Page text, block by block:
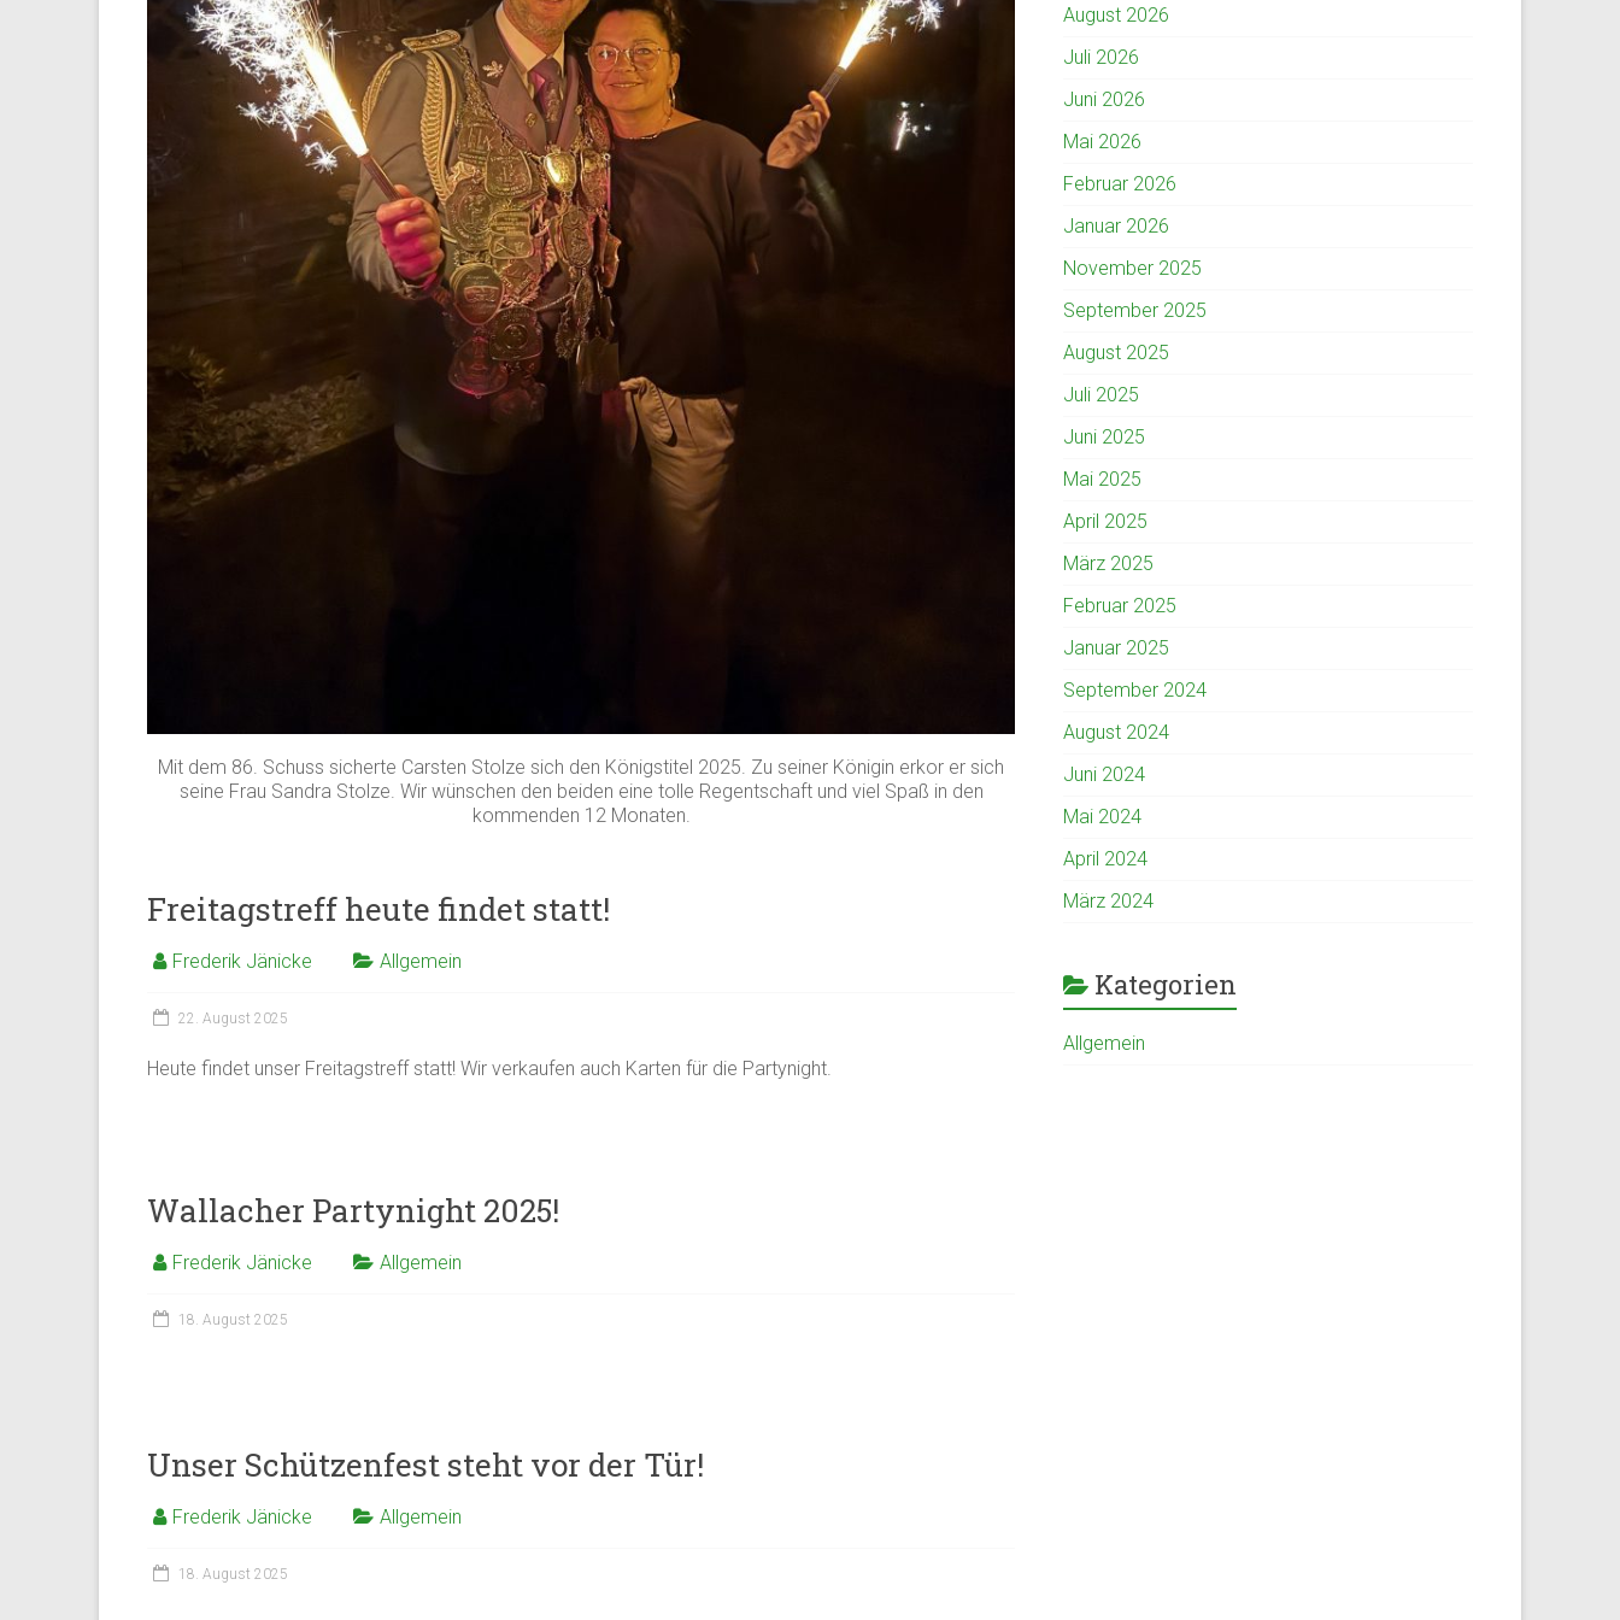
Mit dem 86. Schuss sicherte Carsten Stolze sich den Königstitel 2025. Zu seiner Königin erkor er sich
seine Frau Sandra Stolze. Wir wünschen den beiden eine tolle Regentschaft und viel Spaß in den
kommenden 12 Monaten.
Freitagstreff heute findet statt!
Frederik Jänicke Allgemein
22. August 2025
Heute findet unser Freitagstreff statt! Wir verkaufen auch Karten für die Partynight.
Wallacher Partynight 2025!
Frederik Jänicke Allgemein
18. August 2025
Unser Schützenfest steht vor der Tür!
Frederik Jänicke Allgemein
18. August 2025
August 2026
Juli 2026
Juni 2026
Mai 2026
Februar 2026
Januar 2026
November 2025
September 2025
August 2025
Juli 2025
Juni 2025
Mai 2025
April 2025
März 2025
Februar 2025
Januar 2025
September 2024
August 2024
Juni 2024
Mai 2024
April 2024
März 2024
Kategorien
Allgemein